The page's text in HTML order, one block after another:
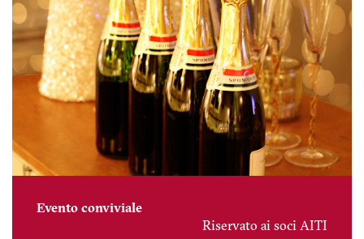
Evento conviviale
Riservato ai soci AITI